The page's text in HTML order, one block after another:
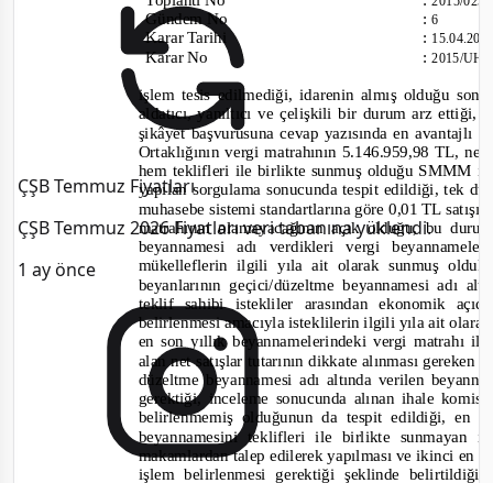
ÇŞB Temmuz Fiyatları
ÇŞB Temmuz 2026 Fiyatları veri tabanına yüklendi.
1 ay önce
Gündem No
Karar Tarihi
Karar No
:6
:
:2015/
işlem tesis edilmediği, idarenin almış olduğu
aldatıcı, yanıltıcı ve çelişkili bir durum arz
şikâyet başvurusuna cevap yazısında en
Ortaklığının vergi matrahının 5.146.959,98 TL,
hem teklifleri ile birlikte sunmuş olduğu SMMM
yapılan sorgulama sonucunda tespit edildiği, tek
muhasebe sistemi standartlarına göre 0,01 TL
matrahının olamayacağının açık olduğu, bu
beyannamesi adı verdikleri vergi
mükelleflerin ilgili yıla ait olarak sunmuş
beyanlarının geçici/düzeltme beyannamesi adı
teklif sahibi istekliler arasından ekonomik
belirlenmesi amacıyla isteklilerin ilgili yıla ait
en son yıllık beyannamelerindeki vergi matrahı
alan net satışlar tutarının dikkate alınması
düzeltme beyannamesi adı altında verilen
gerektiği, inceleme sonucunda alınan ihale
belirlenmemiş olduğunun da tespit edildiği, en
beyannamesini teklifleri ile birlikte sunmayan
makamlardan talep edilerek yapılması ve ikinci
işlem belirlenmesi gerektiği şeklinde